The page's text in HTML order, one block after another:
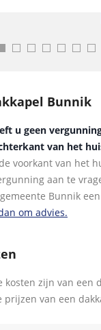
Bunnik
u geen
van het
voorkant van het
aan te
Bunnik
om advies.
kosten zijn van een
prijzen van een